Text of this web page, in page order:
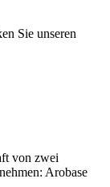
Sie unseren
von zwei
Arobase